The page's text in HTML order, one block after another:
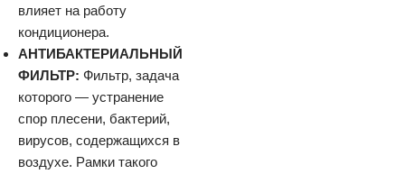
влияет на работу
кондиционера.
АНТИБАКТЕРИАЛЬНЫЙ
ФИЛЬТР: Фильтр, задача
которого — устранение
спор плесени, бактерий,
вирусов, содержащихся в
воздухе. Рамки такого